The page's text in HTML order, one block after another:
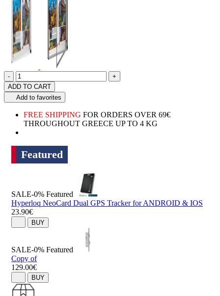
Quantity
-product.increase.quantity +
ADD TO CART
Add to favorites
FREE SHIPPING FOR ORDERS OVER 69€
THROUGHOUT GREECE UP TO 4 KG
Featured
SALE-0% Featured
Hyperloq NeoCard Dual GPS Tracker for ANDROID & IOS
23.90€
BUY
SALE-0% Featured
Copy of
129.00€
BUY